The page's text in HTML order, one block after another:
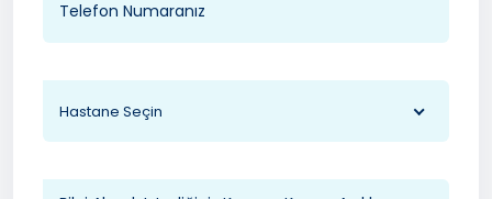
Hastane Seçin